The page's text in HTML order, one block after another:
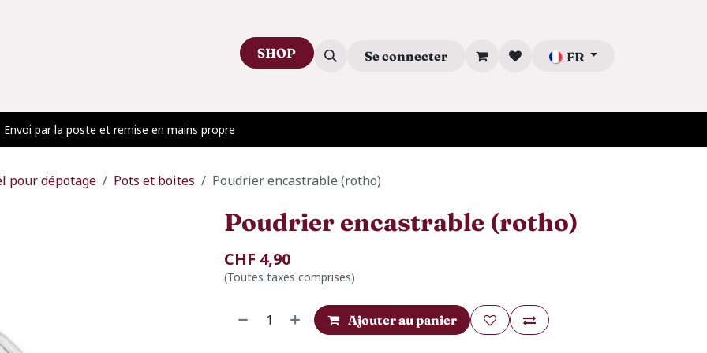
SHOP Se connecter FR
Envoi par la poste et remise en mains propre
pour dépotage Pots et boites Poudrier encastrable (rotho)
Poudrier encastrable (rotho)
CHF 4,90
(Toutes taxes comprises)
Ajouter au panier